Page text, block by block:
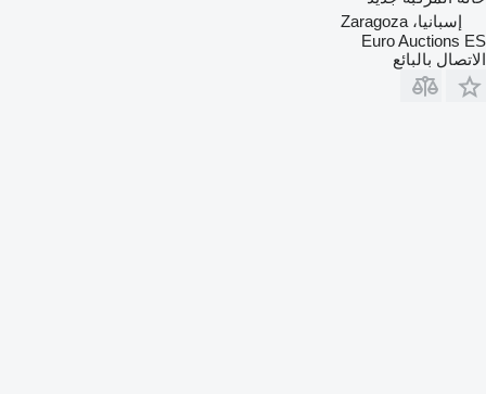
إسبانيا، Zaragoza
Euro Auctions ES
الاتصال بالبائع